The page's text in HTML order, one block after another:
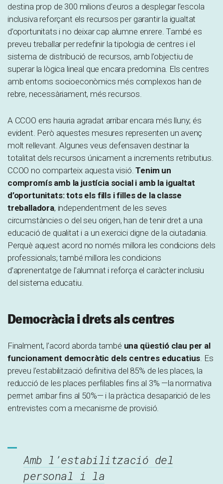
destina prop de 300 milions d’euros a desplegar l’escola
inclusiva reforçant els recursos per garantir la igualtat
d’oportunitats i no deixar cap alumne enrere. També es
preveu treballar per redefinir la tipologia de centres i el
sistema de distribució de recursos, amb l’objectiu de
superar la lògica lineal que encara predomina. Els centres
amb entorns socioeconòmics més complexos han de
rebre, necessàriament, més recursos.
A CCOO ens hauria agradat arribar encara més lluny; és
evident. Però aquestes mesures representen un avenç
molt rellevant. Algunes veus defensaven destinar la
totalitat dels recursos únicament a increments retributius.
CCOO no comparteix aquesta visió.Tenim un
compromís amb la justícia social i amb la igualtat
d’oportunitats: tots els fills i filles de la classe
treballadora, independentment de les seves
circumstàncies o del seu origen, han de tenir dret a una
educació de qualitat i a un exercici digne de la ciutadania.
Perquè aquest acord no només millora les condicions dels
professionals; també millora les condicions
d’aprenentatge de l’alumnat i reforça el caràcter inclusiu
del sistema educatiu.
Democràcia i drets als centres
Finalment, l’acord aborda també una qüestió clau per al
funcionament democràtic dels centres educatius. Es
preveu l’estabilització definitiva del 85% de les places, la
reducció de les places perfilables fins al 3% —la normativa
permet arribar fins al 50%— i la pràctica desaparició de les
entrevistes com a mecanisme de provisió.
Amb l’estabilització del
personal i la